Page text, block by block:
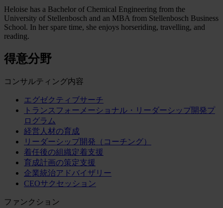
Heloise has a Bachelor of Chemical Engineering from the
University of Stellenbosch and an MBA from Stellenbosch Business
School. In her spare time, she enjoys horseriding, travelling, and
reading.
得意分野
コンサルティング内容
エグゼクティブサーチ
トランスフォーメーショナル・リーダーシップ開発プ
ログラム
経営人材の育成
リーダーシップ開発（コーチング）
着任後の組織定着支援
育成計画の策定支援
企業統治アドバイザリー
CEOサクセッション
ファンクション